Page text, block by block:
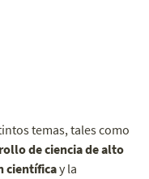
temas, tales como
de ciencia de alto
científicay la